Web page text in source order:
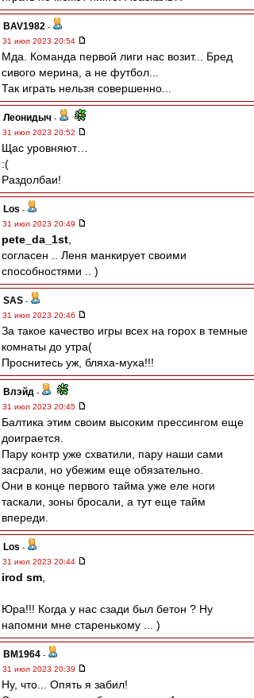
BAV1982 -
31 июл 2023 20:54
Мда. Команда первой лиги нас возит... Бред
сивого мерина, а не футбол...
Так играть нельзя совершенно...
Леонидыч -
31 июл 2023 20:52
Щас уровняют…
:(
Раздолбаи!
Los -
31 июл 2023 20:49
pete_da_1st
согласен .. Леня манкирует своими
способностями .. )
SAS -
31 июл 2023 20:46
За такое качество игры всех на горох в темные
комнаты до утра(
Проснитесь уж, бляха-муха!!!
Влэйд -
31 июл 2023 20:45
Балтика этим своим высоким прессингом еще
доиграется.
Пару контр уже схватили, пару наши сами
засрали, но убежим еще обязательно.
Они в конце первого тайма уже еле ноги
таскали, зоны бросали, а тут еще тайм
впереди.
Los -
31 июл 2023 20:44
irod sm
Юра!!! Когда у нас сзади был бетон ? Ну
напомни мне старенькому ... )
BM1964 -
31 июл 2023 20:39
Ну, что... Опять я забил!